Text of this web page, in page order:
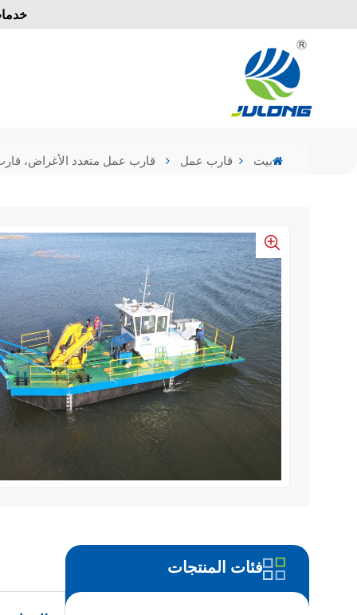
بيت قارب عمل قارب عمل متعدد الأغراض،
فئات المنتجات